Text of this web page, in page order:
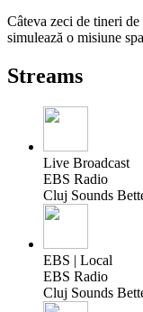
Câteva zeci de tineri
simulează o misiune
Streams
Live Broadcast
EBS Radio
Cluj Sounds
EBS | Local
EBS Radio
Cluj Sounds